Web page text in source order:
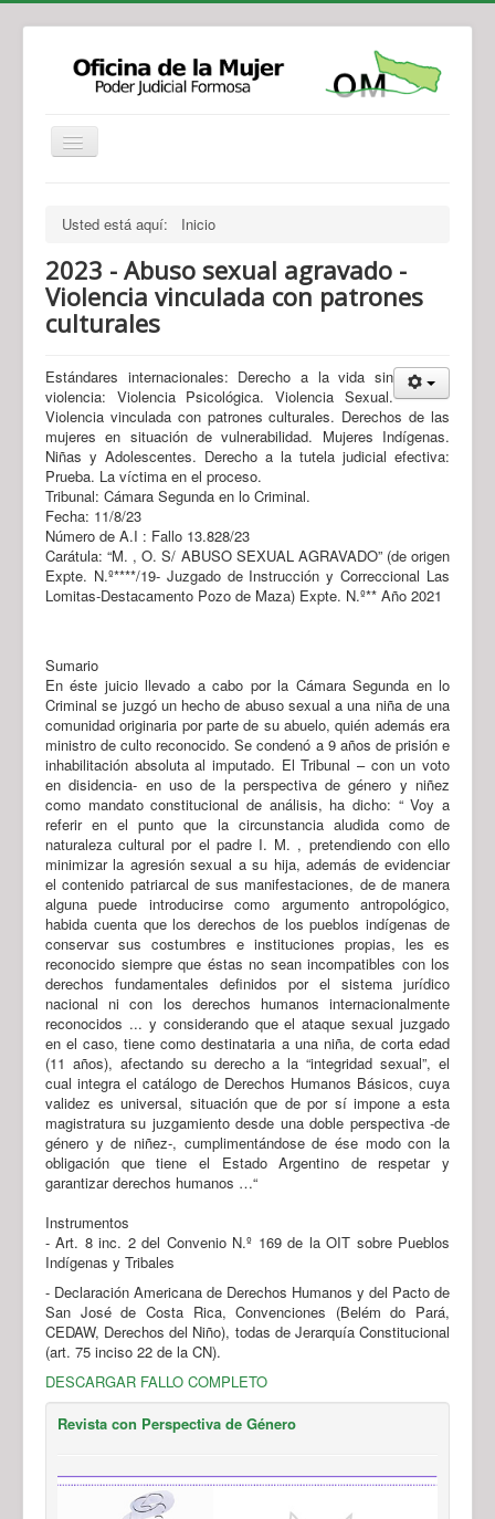
Legislación
Novedades
Recursos y Servicios de Atención
Contacto
Usted está aquí: Inicio
2023 - Abuso sexual agravado -
Violencia vinculada con patrones
culturales
Estándares internacionales: Derecho a la vida sin
violencia: Violencia Psicológica. Violencia Sexual.
Violencia vinculada con patrones culturales. Derechos de las
mujeres en situación de vulnerabilidad. Mujeres Indígenas.
Niñas y Adolescentes. Derecho a la tutela judicial efectiva:
Prueba. La víctima en el proceso.
Tribunal: Cámara Segunda en lo Criminal.
Fecha: 11/8/23
Número de A.I : Fallo 13.828/23
Carátula: “M. , O. S/ ABUSO SEXUAL AGRAVADO” (de origen
Expte. N.º****/19- Juzgado de Instrucción y Correccional Las
Lomitas-Destacamento Pozo de Maza) Expte. N.º** Año 2021
Sumario
En éste juicio llevado a cabo por la Cámara Segunda en lo
Criminal se juzgó un hecho de abuso sexual a una niña de una
comunidad originaria por parte de su abuelo, quién además era
ministro de culto reconocido. Se condenó a 9 años de prisión e
inhabilitación absoluta al imputado. El Tribunal – con un voto
en disidencia- en uso de la perspectiva de género y niñez
como mandato constitucional de análisis, ha dicho: “ Voy a
referir en el punto que la circunstancia aludida como de
naturaleza cultural por el padre I. M. , pretendiendo con ello
minimizar la agresión sexual a su hija, además de evidenciar
el contenido patriarcal de sus manifestaciones, de de manera
alguna puede introducirse como argumento antropológico,
habida cuenta que los derechos de los pueblos indígenas de
conservar sus costumbres e instituciones propias, les es
reconocido siempre que éstas no sean incompatibles con los
derechos fundamentales definidos por el sistema jurídico
nacional ni con los derechos humanos internacionalmente
reconocidos ... y considerando que el ataque sexual juzgado
en el caso, tiene como destinataria a una niña, de corta edad
(11 años), afectando su derecho a la “integridad sexual”, el
cual integra el catálogo de Derechos Humanos Básicos, cuya
validez es universal, situación que de por sí impone a esta
magistratura su juzgamiento desde una doble perspectiva -de
género y de niñez-, cumplimentándose de ése modo con la
obligación que tiene el Estado Argentino de respetar y
garantizar derechos humanos …“
Instrumentos
- Art. 8 inc. 2 del Convenio N.º 169 de la OIT sobre Pueblos
Indígenas y Tribales
- Declaración Americana de Derechos Humanos y del Pacto de
San José de Costa Rica, Convenciones (Belém do Pará,
CEDAW, Derechos del Niño), todas de Jerarquía Constitucional
(art. 75 inciso 22 de la CN).
DESCARGAR FALLO COMPLETO
Revista con Perspectiva de Género